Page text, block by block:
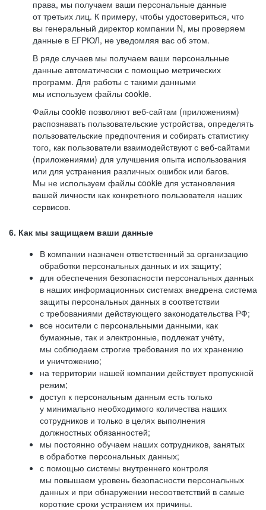
права, мы получаем ваши персональные данные
от третьих лиц. К примеру, чтобы удостовериться, что
вы генеральный директор компании N, мы проверяем
данные в ЕГРЮЛ, не уведомляя вас об этом.
В ряде случаев мы получаем ваши персональные
данные автоматически с помощью метрических
программ. Для работы с такими данными
мы используем файлы cookie.
Файлы cookie позволяют веб-сайтам (приложениям)
распознавать пользовательские устройства, определять
пользовательские предпочтения и собирать статистику
того, как пользователи взаимодействуют с веб-сайтами
(приложениями) для улучшения опыта использования
или для устранения различных ошибок или багов.
Мы не используем файлы cookie для установления
вашей личности как конкретного пользователя наших
сервисов.
6. Как мы защищаем ваши данные
В компании назначен ответственный за организацию
обработки персональных данных и их защиту;
для обеспечения безопасности персональных данных
в наших информационных системах внедрена система
защиты персональных данных в соответствии
с требованиями действующего законодательства РФ;
все носители с персональными данными, как
бумажные, так и электронные, подлежат учёту,
мы соблюдаем строгие требования по их хранению
и уничтожению;
на территории нашей компании действует пропускной
режим;
доступ к персональным данным есть только
у минимально необходимого количества наших
сотрудников и только в целях выполнения
должностных обязанностей;
мы постоянно обучаем наших сотрудников, занятых
в обработке персональных данных;
с помощью системы внутреннего контроля
мы повышаем уровень безопасности персональных
данных и при обнаружении несоответствий в самые
короткие сроки устраняем их причины.